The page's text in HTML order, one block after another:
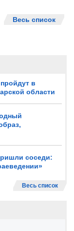
в
области
соседи:
Весь список
Весь список